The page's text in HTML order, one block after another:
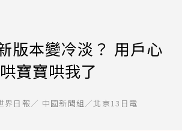
版本變冷淡？ 用戶心
寶寶哄我了
界日報／ 中國新聞組／北京13日電